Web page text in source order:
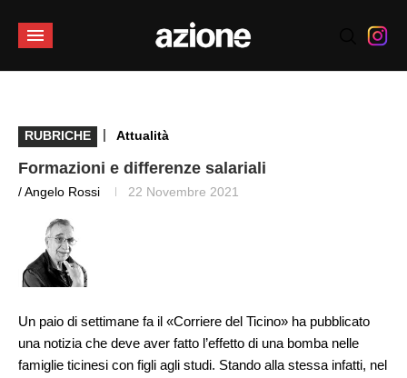
RUBRICHE | Attualità
Formazioni e differenze salariali
/ Angelo Rossi 22 Novembre 2021
Un paio di settimane fa il «Corriere del Ticino» ha pubblicato
una notizia che deve aver fatto l’effetto di una bomba nelle
famiglie ticinesi con figli agli studi. Stando alla stessa infatti, nel